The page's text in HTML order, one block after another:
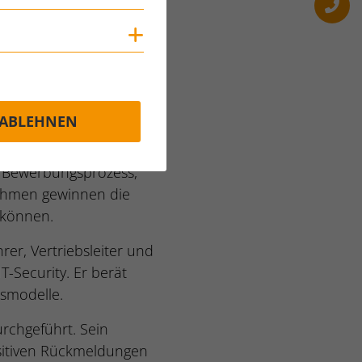
zu finden.
Unternehmen dabei
gewinnen die
Vertriebsleiter und
Security. Er berät
Sein
Rückmeldungen